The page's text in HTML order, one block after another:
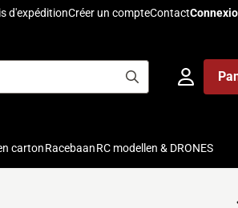
d'expéditionCréer un compteContact
carton Racebaan RC modellen & DRONES